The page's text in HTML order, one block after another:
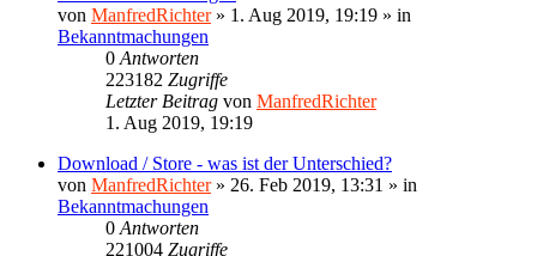
von ManfredRichter» 1. Aug 2019, 19:19 » in
Bekanntmachungen
0 Antworten
223182 Zugriffe
Letzter Beitrag von ManfredRichter
1. Aug 2019, 19:19
Download / Store - was ist der Unterschied?
von ManfredRichter» 26. Feb 2019, 13:31 » in
Bekanntmachungen
0 Antworten
221004 Zugriffe